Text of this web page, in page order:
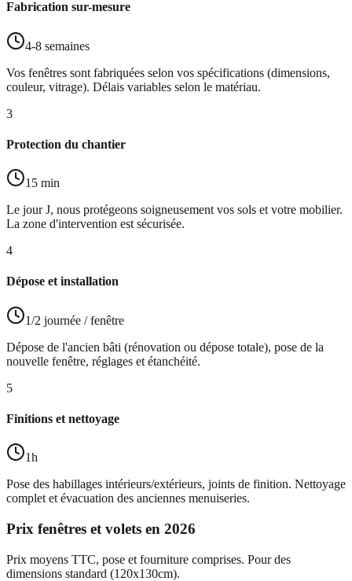
Fabrication sur-mesure
4-8 semaines
Vos fenêtres sont fabriquées selon vos spécifications (dimensions,
couleur, vitrage). Délais variables selon le matériau.
3
Protection du chantier
15 min
Le jour J, nous protégeons soigneusement vos sols et votre mobilier.
La zone d'intervention est sécurisée.
4
Dépose et installation
1/2 journée / fenêtre
Dépose de l'ancien bâti (rénovation ou dépose totale), pose de la
nouvelle fenêtre, réglages et étanchéité.
5
Finitions et nettoyage
1h
Pose des habillages intérieurs/extérieurs, joints de finition. Nettoyage
complet et évacuation des anciennes menuiseries.
Prix fenêtres et volets en 2026
Prix moyens TTC, pose et fourniture comprises. Pour des
dimensions standard (120x130cm).